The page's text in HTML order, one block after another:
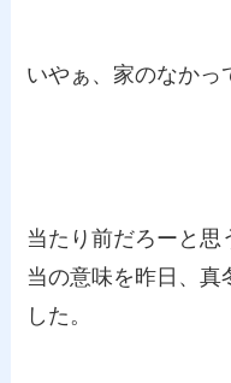
いやぁ、家のなかっ
当たり前だろーと思
当の意味を昨日、真
した。